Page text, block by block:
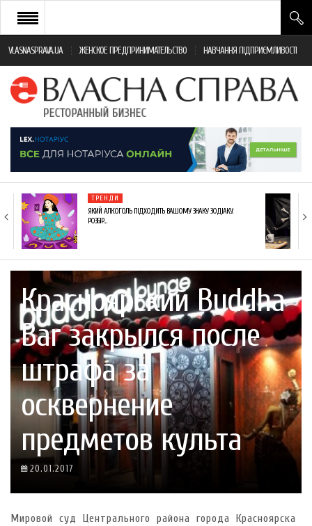
VLASNASPRAVA.UA ЖЕНСКОЕ ПРЕДПРИНИМАТЕЛЬСТВО НАВЧАННЯ ПІДПРИЄМЛИВОСТІ
НОВИНИ РЕСТОРАННОГО БІЗНЕСУ
ЯК ВІДКРИТИ ТА УСПІШНО КЕРУВАТИ
МОНІТОРИНГ ЗАКОНОДАВСТВА
ФРАНЧАЙЗИНГ
КНИГИ
ТРЕНДИ
ЯКИЙ АЛКОГОЛЬ ПІДХОДИТЬ ВАШОМУ ЗНАКУ ЗОДІАКУ:
РОЗБІР…
Красноярский Buddha
Bar закрылся после
штрафа за
осквернение
предметов культа
20.01.2017
Мировой суд Центрального района города Красноярска